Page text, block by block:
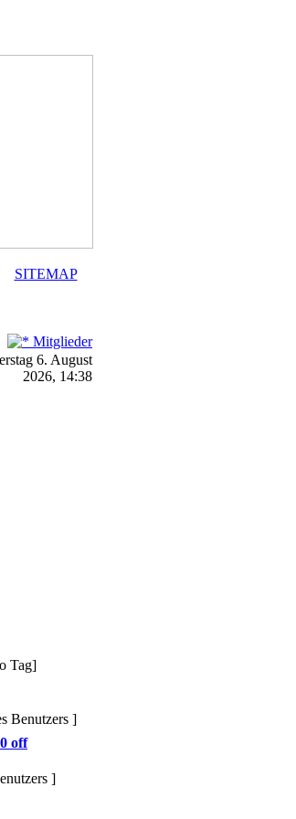
SITEMAP
Mitglieder
6. August
2026, 14:38
Tag]
Benutzers ]
off
]